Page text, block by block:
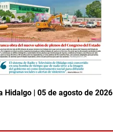
Hidalgo | 05 de agosto de 2026